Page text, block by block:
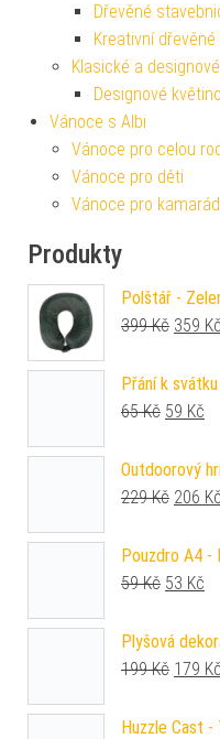
Dřevěné
Kreativní
Klasické a
Designové
Vánoce s Albi
Vánoce pro celou
Vánoce pro děti
Vánoce pro
Produkty
Polštář -
399Kč 359 Kč
Přání k
65Kč 59 Kč
Outdoorový
229Kč 206 Kč
Pouzdro A4
59Kč 53 Kč
Plyšová
199Kč 179 Kč
Huzzle Cast -